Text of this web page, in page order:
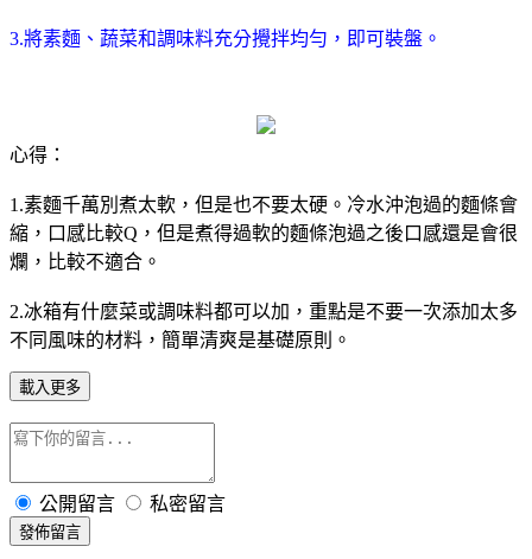
3.將素麵、蔬菜和調味料充分攪拌均勻，即可裝盤。
心得：
1.素麵千萬別煮太軟，但是也不要太硬。冷水沖泡過的麵條會
縮，口感比較Q，但是煮得過軟的麵條泡過之後口感還是會很
爛，比較不適合。
2.冰箱有什麼菜或調味料都可以加，重點是不要一次添加太多
不同風味的材料，簡單清爽是基礎原則。
載入更多
公開留言 私密留言
發佈留言